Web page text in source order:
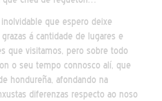
que espero deixe
á cantidade de lugares e
que visitamos, pero sobre todo
o seu tempo connosco alí, que
hondureña, afondando na
diferenzas respecto ao noso